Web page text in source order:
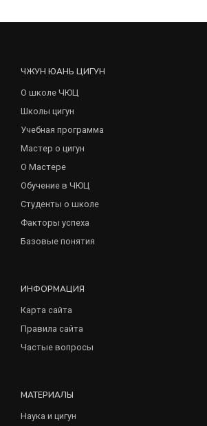
ЧЖУН ЮАНЬ ЦИГУН
О школе ЧЮЦ
Школы цигун
Учебная программа
Мастер о цигун
О Мастере
Обучение в ЧЮЦ
Студенты о школе
Факторы успеха
Базовые понятия
ИНФОРМАЦИЯ
Карта сайта
Правила сайта
Частые вопросы
МАТЕРИАЛЫ
Наука и цигун